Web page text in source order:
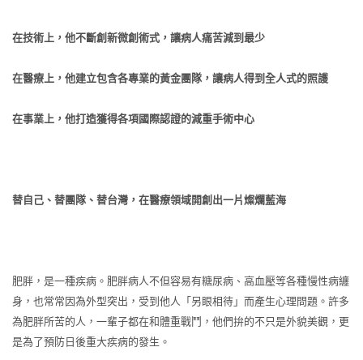
在技術上，他不斷創新微創術式，讓病人痛苦減到最少
在醫療上，他建立包含各專業的黃金團隊，讓病人得到全人式的照護
在事業上，他打造獲得各項國際認證的減重手術中心
替自己、替團隊、替台灣，在醫療領域開創出一片燦爛藍海
肥胖，是一種疾病。肥胖病人不但容易有糖尿病、高血壓等各種慢性病纏
身，也常常因為外型突出，受到他人「另眼相待」而產生心理問題。許多
為肥胖所苦的人，一輩子都在和體重戰鬥，他們拚的不只是外貌美觀，更
是為了預防日後重大疾病的發生。